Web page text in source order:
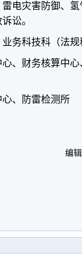
电灾害防御、
讼。
务科技科（法
、财务核算中
、防雷检测所
编